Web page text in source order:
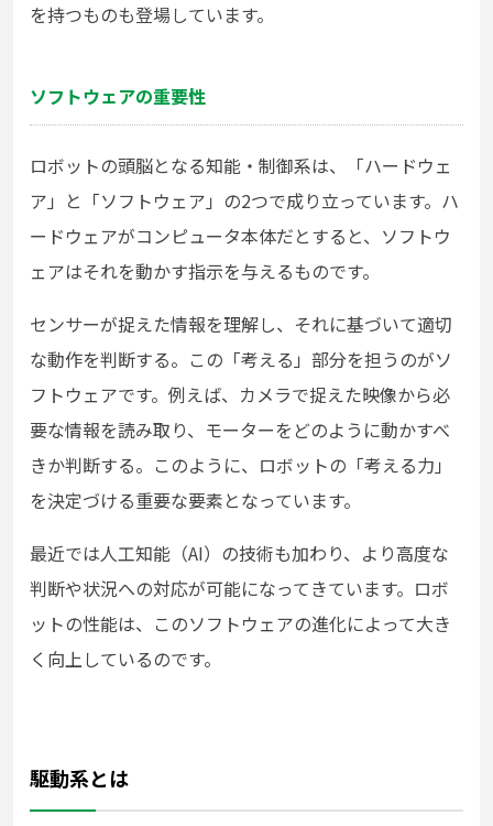
を持つものも登場しています。
ソフトウェアの重要性
ロボットの頭脳となる知能・制御系は、「ハードウェ
ア」と「ソフトウェア」の2つで成り立っています。ハ
ードウェアがコンピュータ本体だとすると、ソフトウ
ェアはそれを動かす指示を与えるものです。
センサーが捉えた情報を理解し、それに基づいて適切
な動作を判断する。この「考える」部分を担うのがソ
フトウェアです。例えば、カメラで捉えた映像から必
要な情報を読み取り、モーターをどのように動かすべ
きか判断する。このように、ロボットの「考える力」
を決定づける重要な要素となっています。
最近では人工知能（AI）の技術も加わり、より高度な
判断や状況への対応が可能になってきています。ロボ
ットの性能は、このソフトウェアの進化によって大き
く向上しているのです。
駆動系とは